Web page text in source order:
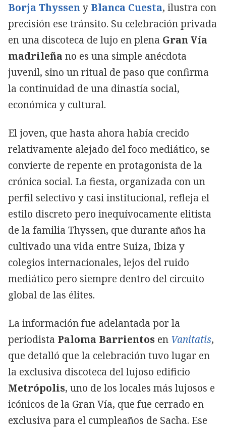
Borja Thysseny Blanca Cuesta, ilustra con
precisión ese tránsito. Su celebración privada
en una discoteca de lujo en plena Gran Vía
madrileña no es una simple anécdota
juvenil, sino un ritual de paso que confirma
la continuidad de una dinastía social,
económica y cultural.
El joven, que hasta ahora había crecido
relativamente alejado del foco mediático, se
convierte de repente en protagonista de la
crónica social. La fiesta, organizada con un
perfil selectivo y casi institucional, refleja el
estilo discreto pero inequívocamente elitista
de la familia Thyssen, que durante años ha
cultivado una vida entre Suiza, Ibiza y
colegios internacionales, lejos del ruido
mediático pero siempre dentro del circuito
global de las élites.
La información fue adelantada por la
periodista Paloma Barrientos en Vanitatis,
que detalló que la celebración tuvo lugar en
la exclusiva discoteca del lujoso edificio
Metrópolis, uno de los locales más lujosos e
icónicos de la Gran Vía, que fue cerrado en
exclusiva para el cumpleaños de Sacha. Ese